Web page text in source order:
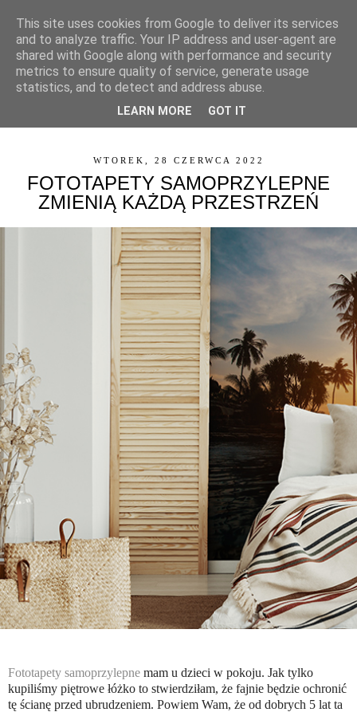
▼
WTOREK, 28 CZERWCA 2022
FOTOTAPETY SAMOPRZYLEPNE
ZMIENIĄ KAŻDĄ PRZESTRZEŃ
Fototapety samoprzylepne mam u dzieci w pokoju. Jak tylko
kupiliśmy piętrowe łóżko to stwierdziłam, że fajnie będzie ochronić
tę ścianę przed ubrudzeniem. Powiem Wam, że od dobrych 5 lat ta
This site uses cookies from Google to deliver its services
and to analyze traffic. Your IP address and user-agent are
shared with Google along with performance and security
metrics to ensure quality of service, generate usage
statistics, and to detect and address abuse.
LEARN MORE GOT IT